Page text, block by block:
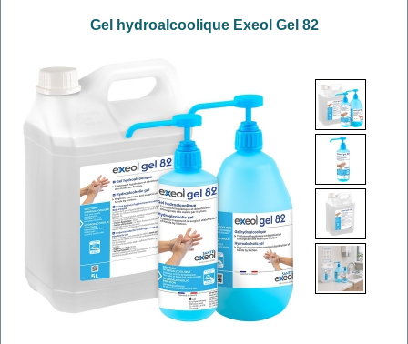
Gel hydroalcoolique Exeol Gel 82